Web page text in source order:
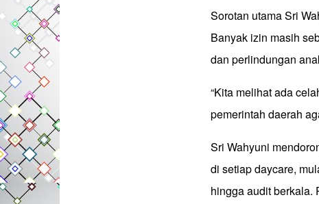
Sorotan utama Sri
Banyak izin masih
dan perlindungan
“Kita melihat ada
pemerintah daerah
Sri Wahyuni
di setiap daycare,
hingga audit berkala.